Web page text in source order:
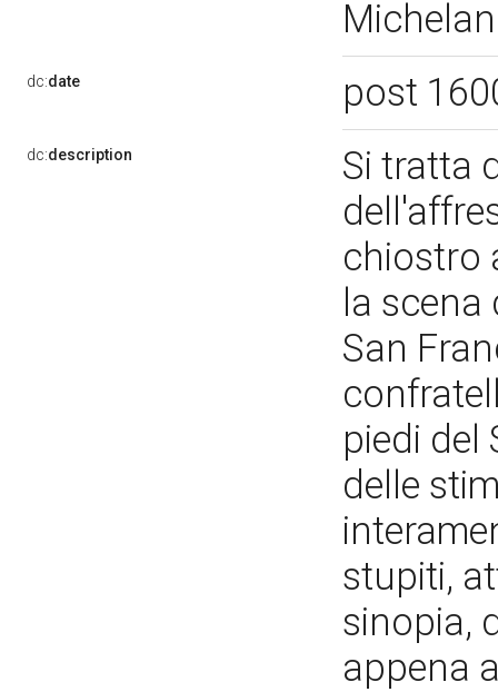
dc:date post
dc:description
Si tratta
chiostro
la
San
piedi del
delle
stupiti,
sinopia,
appena